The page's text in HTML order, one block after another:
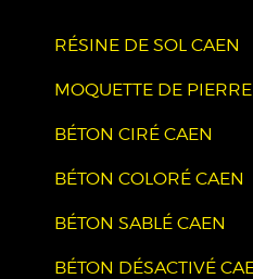
RÉSINE DE SOL CAEN
MOQUETTE DE
BÉTON CIRÉ CAEN
BÉTON COLORÉ CAEN
BÉTON SABLÉ CAEN
BÉTON DÉSACTIVÉ